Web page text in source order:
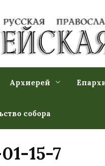
Архиерей
собора
15-7